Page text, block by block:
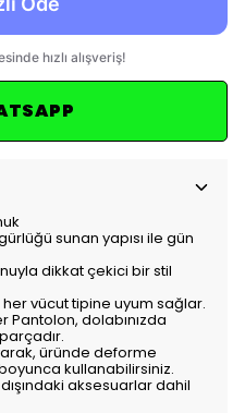
sunan yapısı ile gün
dikkat çekici bir stil
vücut tipine uyum sağlar.
Pantolon, dolabınızda
üründe deforme
kullanabilirsiniz.
aksesuarlar dahil